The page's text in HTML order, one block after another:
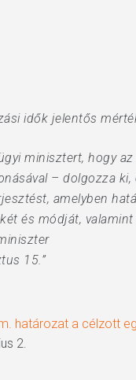
idők jelentős
minisztert, hogy
– dolgozza
amelyben
és módját,
15.”
határozat a célzott
2.